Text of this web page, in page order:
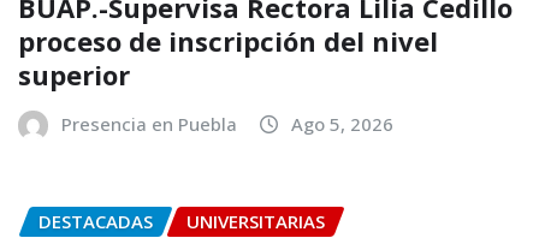
BUAP.-Supervisa Rectora Lilia Cedillo
proceso de inscripción del nivel
superior
Presencia en Puebla Ago 5, 2026
DESTACADAS UNIVERSITARIAS